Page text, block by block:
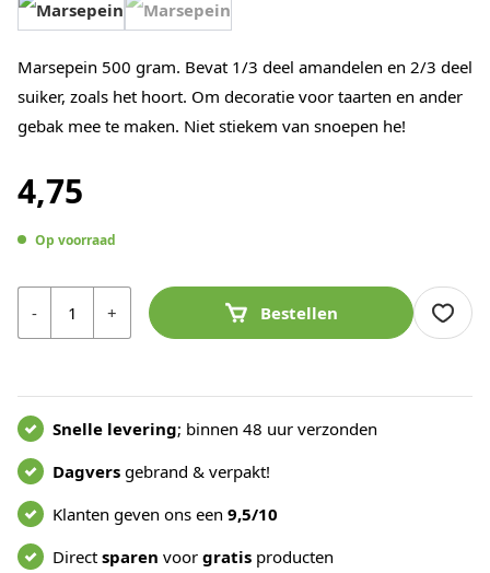
View image 1View image 2
4,75
- + Bestellen
Op voorraad
Marsepein 500 gram. Bevat 1/3 deel amandelen en 2/3 deel
suiker, zoals het hoort. Om decoratie voor taarten en ander
gebak mee te maken. Niet stiekem van snoepen he!
Snelle levering; binnen 48 uur verzonden
Dagvers gebrand & verpakt!
Klanten geven ons een 9,5/10
Direct sparen voor gratis producten